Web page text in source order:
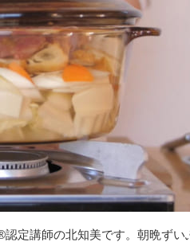
定講師の北知美です。朝晩ずい